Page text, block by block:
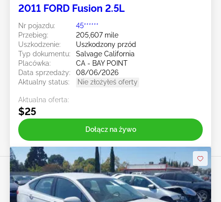
2011 FORD Fusion 2.5L
Nr pojazdu:
45******
Przebieg:
205,607 mile
Uszkodzenie:
Uszkodzony przód
Typ dokumentu:
Salvage California
Placówka:
CA - BAY POINT
Data sprzedaży:
08/06/2026
Aktualny status:
Nie złożyłeś oferty
Aktualna oferta:
$25
Dołącz na żywo